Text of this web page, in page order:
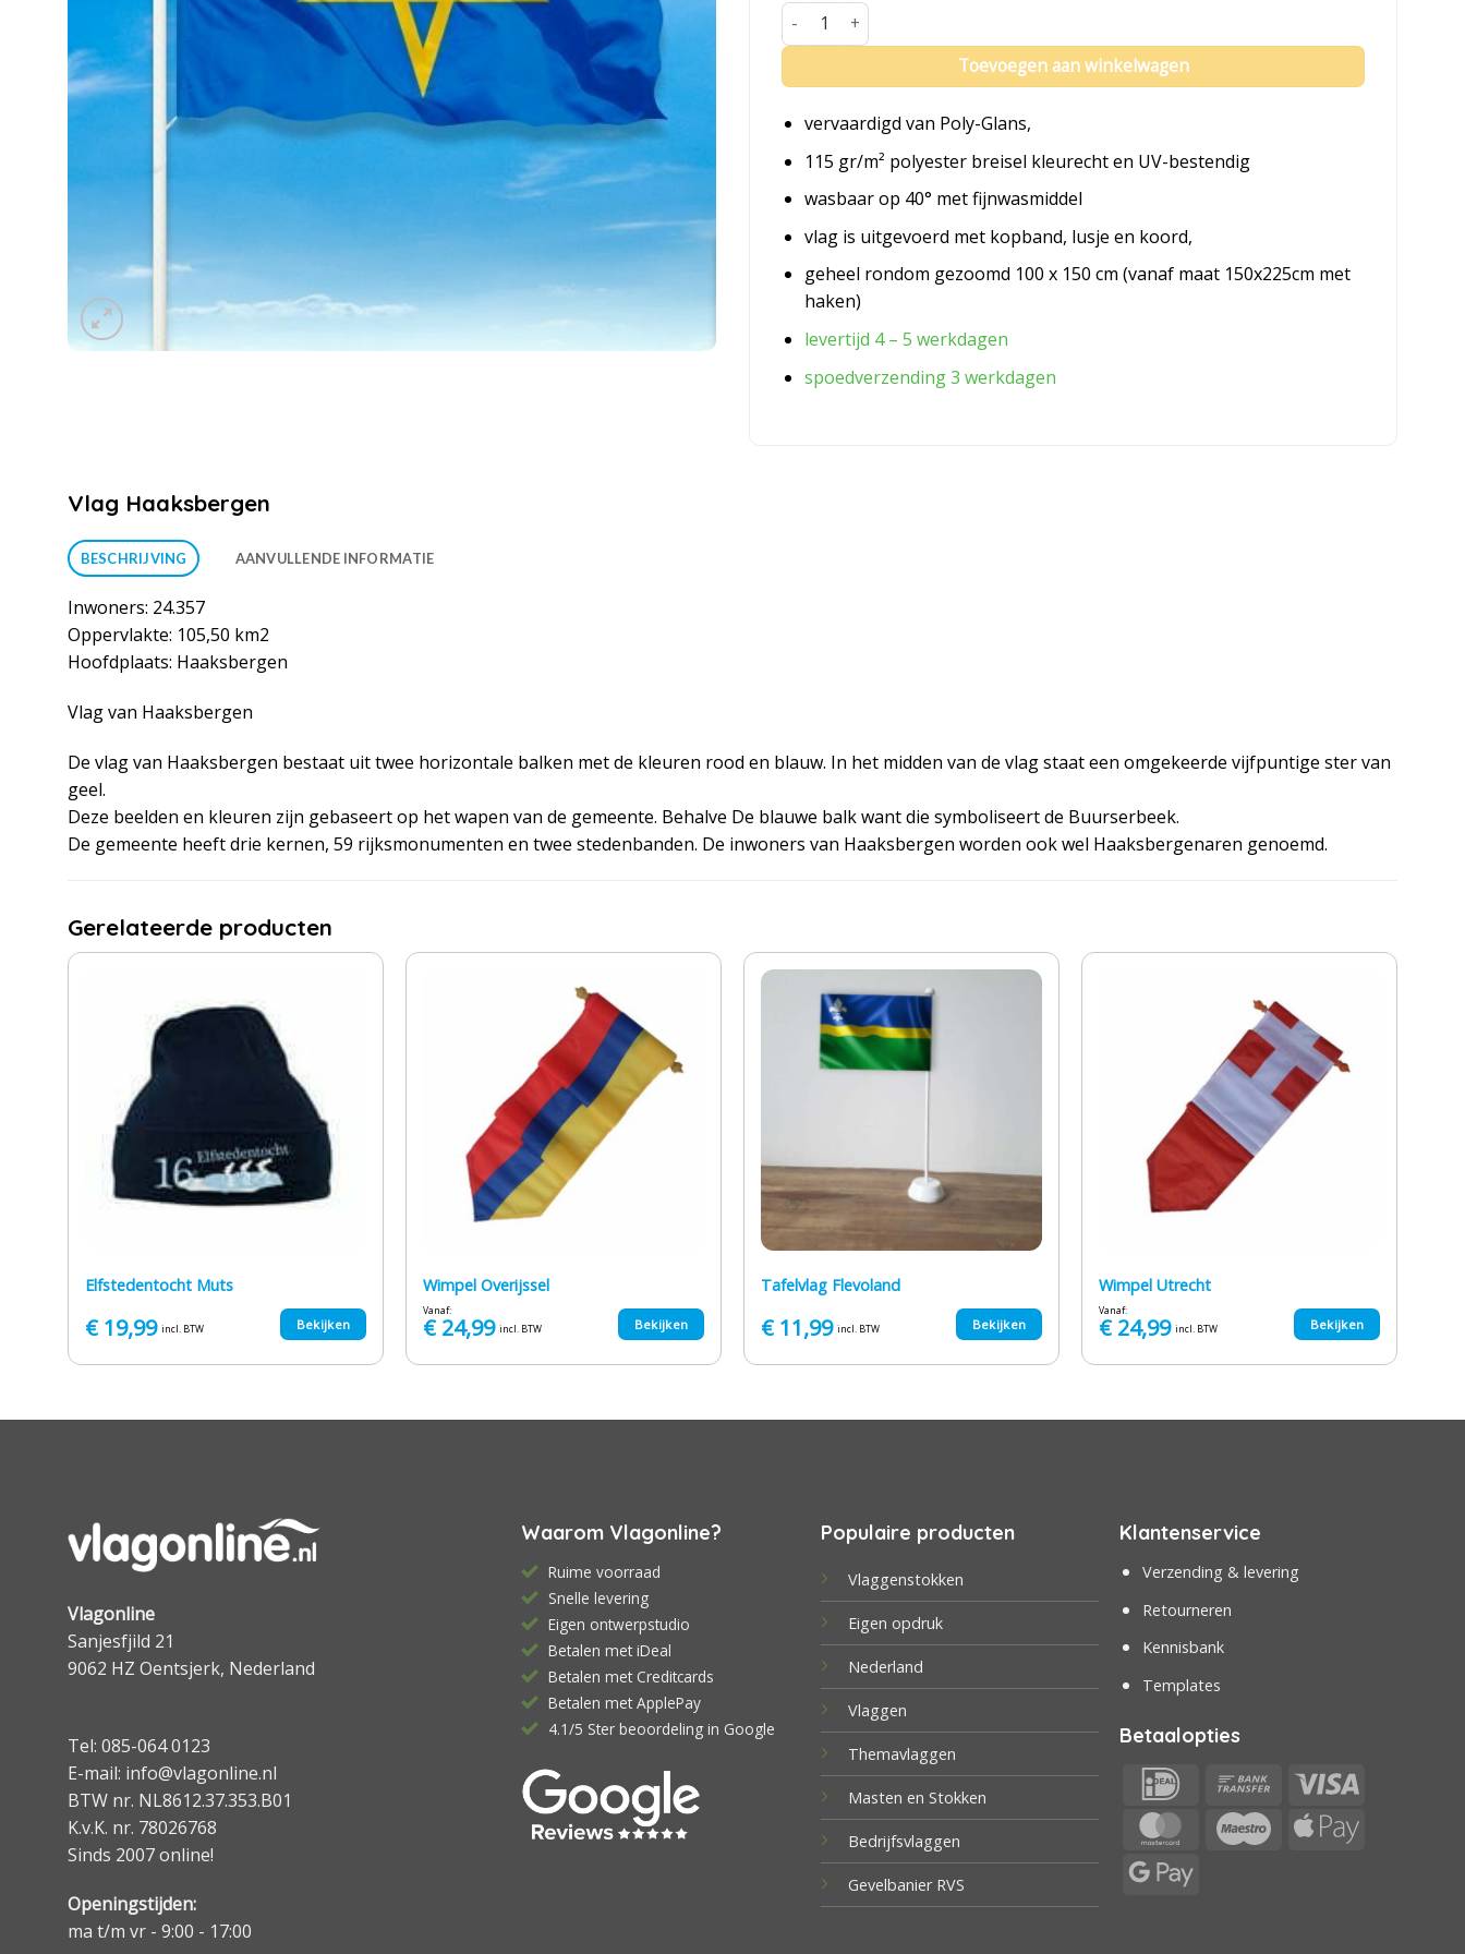
Vlag Haaksbergen aantal
Toevoegen aan winkelwagen
vervaardigd van Poly-Glans,
115 gr/m² polyester breisel kleurecht en UV-bestendig
wasbaar op 40° met fijnwasmiddel
vlag is uitgevoerd met kopband, lusje en koord,
geheel rondom gezoomd 100 x 150 cm (vanaf maat 150x225cm met
haken)
levertijd 4 – 5 werkdagen
spoedverzending 3 werkdagen
Vlag Haaksbergen
BESCHRIJVING AANVULLENDE INFORMATIE
Inwoners: 24.357
Oppervlakte: 105,50 km2
Hoofdplaats: Haaksbergen
Vlag van Haaksbergen
De vlag van Haaksbergen bestaat uit twee horizontale balken met de kleuren rood en blauw. In het midden van de vlag staat een omgekeerde vijfpuntige ster van
geel.
Deze beelden en kleuren zijn gebaseert op het wapen van de gemeente. Behalve De blauwe balk want die symboliseert de Buurserbeek.
De gemeente heeft drie kernen, 59 rijksmonumenten en twee stedenbanden. De inwoners van Haaksbergen worden ook wel Haaksbergenaren genoemd.
Gerelateerde producten
Elfstedentocht Muts
€19,99 incl. BTW Bekijken
Wimpel Overijssel
Vanaf:
€24,99 incl. BTW Bekijken
Tafelvlag Flevoland
€11,99 incl. BTW Bekijken
Wimpel Utrecht
Vanaf:
€24,99 incl. BTW Bekijken
Vlagonline
Sanjesfjild 21
9062 HZ Oentsjerk, Nederland
Tel: 085-064 0123
E-mail: info@vlagonline.nl
BTW nr. NL8612.37.353.B01
K.v.K. nr. 78026768
Sinds 2007 online!
Openingstijden:
ma t/m vr - 9:00 - 17:00
Waarom Vlagonline?
Ruime voorraad
Snelle levering
Eigen ontwerpstudio
Betalen met iDeal
Betalen met Creditcards
Betalen met ApplePay
4.1/5 Ster beoordeling in Google
Populaire producten
Vlaggenstokken
Eigen opdruk
Nederland
Vlaggen
Themavlaggen
Masten en Stokken
Bedrijfsvlaggen
Gevelbanier RVS
Klantenservice
Verzending & levering
Retourneren
Kennisbank
Templates
Betaalopties
IDeal
Bank
Transfer
MasterCard Maestro Apple
Google